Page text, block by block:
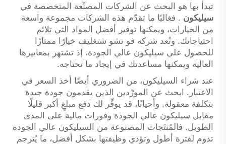
تبدأ بها هو البحث عن الشركات المصنِّعة المتخصصة في
سيليكون . فغالبًا ما تقدّم هذه الشركات مجموعة واسعة
من الخيارات، ويمكنها توفير أفضل المواد التي تلائم
احتياجاتك. وتُعد شركة فو تشو شنغليف خيارًا ممتازًا
للحصول على سيليكون عالي الجودة، إذ تشتهر بمعاييرها
العالية ويمكنها مساعدتك في إيجاد ما تحتاجه.
عند شراء السيليكون، من الضروري أيضًا أخذ السعر في
الاعتبار. ابحث عن المورِّدين الذين يقدمون جودة جيدة
بتكلفة معقولة. وأحيانًا، قد يوفِّر لك دفع مبلغٍ أكبر قليلًا
مقابل سيليكون عالي الجودة وفورات مالية على المدى
الطويل. فالمُنتَجات المصنوعة من السيليكون عالي الجودة
تدوم لفترة أطول وتؤدي وظيفتها بشكل أفضل، ما يُترجم